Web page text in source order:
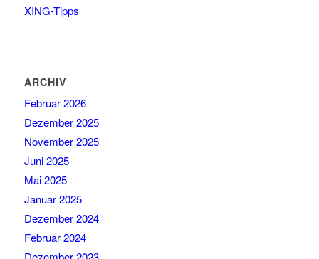
XING-Tipps
ARCHIV
Februar 2026
Dezember 2025
November 2025
Juni 2025
Mai 2025
Januar 2025
Dezember 2024
Februar 2024